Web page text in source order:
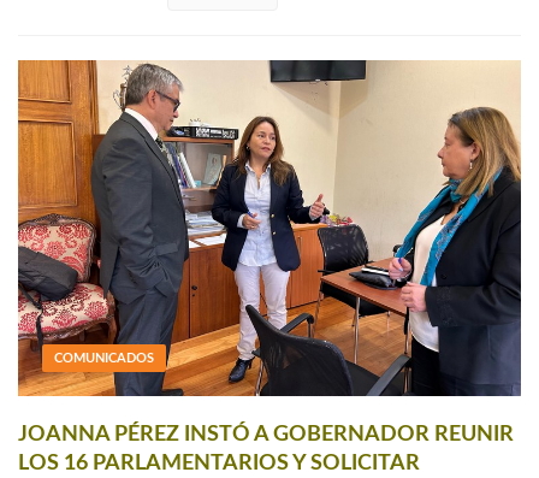
COMUNICADOS
JOANNA PÉREZ INSTÓ A GOBERNADOR REUNIR
LOS 16 PARLAMENTARIOS Y SOLICITAR